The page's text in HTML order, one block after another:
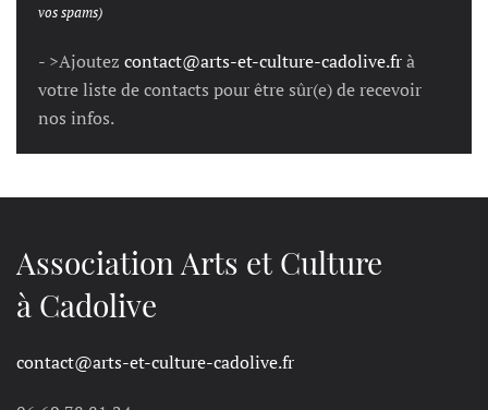
vos spams)
- >Ajoutez contact@arts-et-culture-cadolive.frà
votre liste de contacts pour être sûr(e) de recevoir
nos infos.
Association Arts et Culture
à Cadolive
contact@arts-et-culture-cadolive.fr